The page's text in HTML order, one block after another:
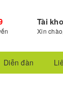
Tài
Xin
Diễn đàn